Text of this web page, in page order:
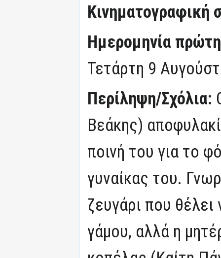
Κινηματογραφική
Ημερομηνία
Τετάρτη 9
Περίληψη/Σχόλια:
Βεάκης)
ποινή του για το
γυναίκας του.
ζευγάρι που
γάμου, αλλά η